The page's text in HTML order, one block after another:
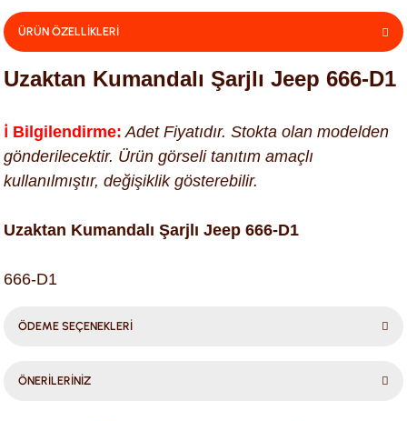
ÜRÜN ÖZELLİKLERİ
Uzaktan Kumandalı Şarjlı Jeep 666-D1
ℹ️ Bilgilendirme: Adet Fiyatıdır. Stokta olan modelden
gönderilecektir. Ürün görseli tanıtım amaçlı
kullanılmıştır, değişiklik gösterebilir.
Uzaktan Kumandalı Şarjlı Jeep 666-D1
666-D1
ÖDEME SEÇENEKLERİ
ÖNERİLERİNİZ